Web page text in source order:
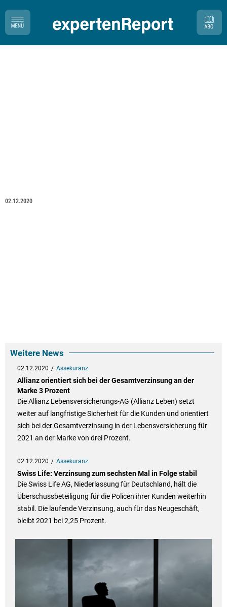
02.12.2020
Weitere News
02.12.2020 Assekuranz
Allianz orientiert sich bei der Gesamtverzinsung an der
Marke 3 Prozent
Die Allianz Lebensversicherungs-AG (Allianz Leben) setzt
weiter auf langfristige Sicherheit für die Kunden und orientiert
sich bei der Gesamtverzinsung in der Lebensversicherung für
2021 an der Marke von drei Prozent.
02.12.2020 Assekuranz
Swiss Life: Verzinsung zum sechsten Mal in Folge stabil
Die Swiss Life AG, Niederlassung für Deutschland, hält die
Überschussbeteiligung für die Policen ihrer Kunden weiterhin
stabil. Die laufende Verzinsung, auch für das Neugeschäft,
bleibt 2021 bei 2,25 Prozent.